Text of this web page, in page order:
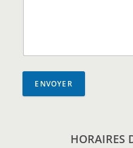
ENVOYER
HORAIRES